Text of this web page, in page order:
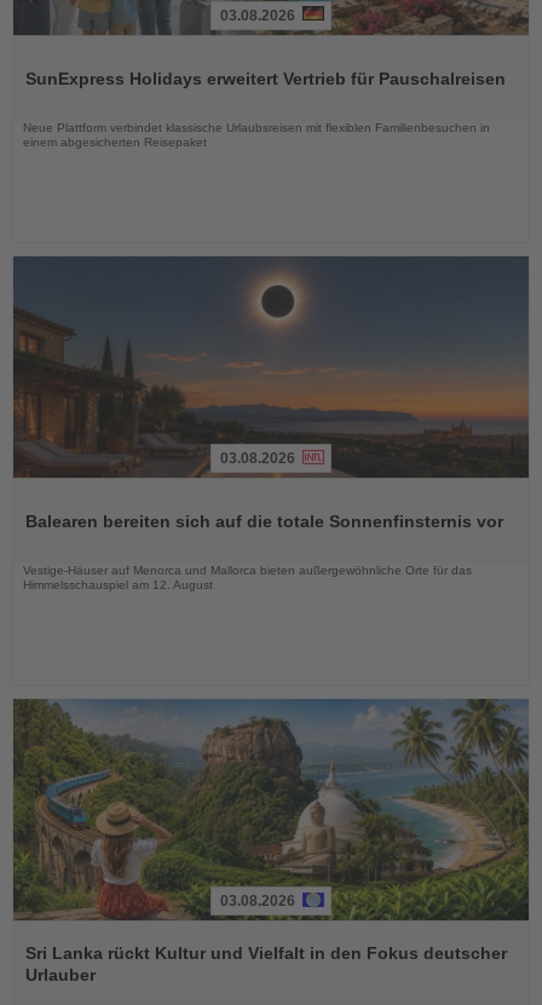
die
03.08.2026
SunExpress Holidays erweitert Vertrieb für Pauschalreisen
Neue Plattform verbindet klassische Urlaubsreisen mit flexiblen Familienbesuchen in
einem abgesicherten Reisepaket
die
03.08.2026
Balearen bereiten sich auf die totale Sonnenfinsternis vor
Vestige-Häuser auf Menorca und Mallorca bieten außergewöhnliche Orte für das
Himmelsschauspiel am 12. August
Sie
die
03.08.2026
Sri Lanka rückt Kultur und Vielfalt in den Fokus deutscher
Urlauber